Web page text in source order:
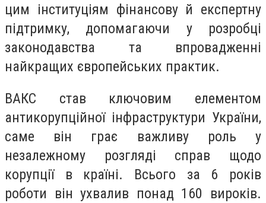
цим інституціям фінансову й експертну
підтримку, допомагаючи у розробці
законодавства та впровадженні
найкращих європейських практик.
ВАКС став ключовим елементом
антикорупційної інфраструктури України,
саме він грає важливу роль у
незалежному розгляді справ щодо
корупції в країні. Всього за 6 років
роботи він ухвалив понад 160 вироків.